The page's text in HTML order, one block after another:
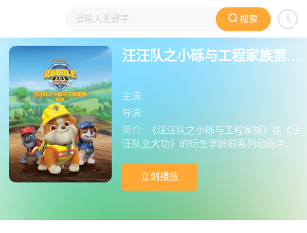
搜索
大家在看 日本动漫 国产动漫 欧美动漫 动漫电影
汪汪队之小砾与工程家族第三季国语版
主演:
导演:
简介:
《汪汪队之小砾与工程家族》是《汪
汪队立大功》的衍生学龄前系列动画片，
程小队，在建筑师小湾展开冒险。身边有
古夫爷爷、可伦姑姑支持，还有爱耍小聪
立刻播放